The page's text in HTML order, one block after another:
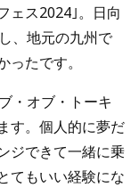
ェス2024｣。日向
、地元の九州で
たです。
・オブ・トーキ
す。個人的に夢だ
ジできて一緒に乗
てもいい経験にな